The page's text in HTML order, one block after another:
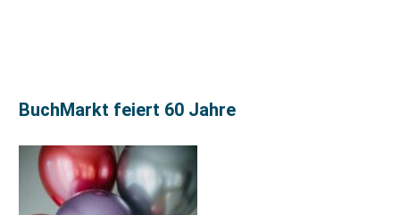
BuchMarkt feiert 60 Jahre